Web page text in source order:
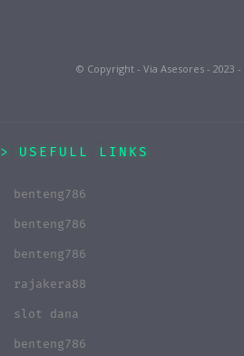
© Copyright - Via Asesores - 2023 -
USEFULL LINKS
benteng786
benteng786
benteng786
rajakera88
slot dana
benteng786